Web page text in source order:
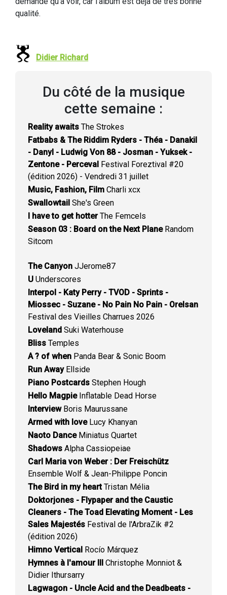
qualité.
Didier Richard
Du côté de la musique
cette semaine :
Reality awaits The Strokes
Fatbabs & The Riddim Ryders - Théa - Danakil
- Danyl - Ludwig Von 88 - Josman - Yuksek -
Zentone - Perceval Festival Foreztival #20
(édition 2026) - Vendredi 31 juillet
Music, Fashion, Film Charli xcx
Swallowtail She's Green
I have to get hotterThe Femcels
Season 03 : Board on the Next PlaneRandom
Sitcom
The Canyon JJerome87
U Underscores
Interpol - Katy Perry - TVOD - Sprints -
Miossec - Suzane - No Pain No Pain - Orelsan
Festival des Vieilles Charrues 2026
Loveland Suki Waterhouse
Bliss Temples
A ? of when Panda Bear & Sonic Boom
Run AwayEllside
Piano Postcards Stephen Hough
Hello MagpieInflatable Dead Horse
InterviewBoris Maurussane
Armed with loveLucy Khanyan
Naoto DanceMiniatus Quartet
Shadows Alpha Cassiopeiae
Carl Maria von Weber : Der Freischütz
Ensemble Wolf & Jean-Philippe Poncin
The Bird in my heartTristan Mélia
Doktorjones - Flypaper and the Caustic
Cleaners - The Toad Elevating Moment - Les
Sales Majestés Festival de l'ArbraZik #2
(édition 2026)
Himno Vertical Rocío Márquez
Hymnes à l'amour III Christophe Monniot &
Didier Ithursarry
Lagwagon - Uncle Acid and the Deadbeats -